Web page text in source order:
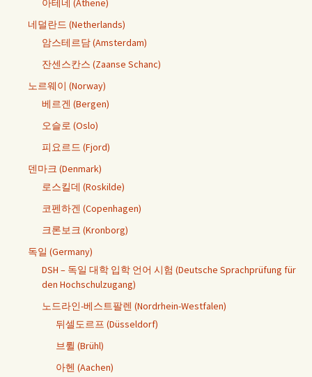
아테네 (Athene)
네덜란드 (Netherlands)
암스테르담 (Amsterdam)
잔센스칸스 (Zaanse Schanc)
노르웨이 (Norway)
베르겐 (Bergen)
오슬로 (Oslo)
피요르드 (Fjord)
덴마크 (Denmark)
로스킬데 (Roskilde)
코펜하겐 (Copenhagen)
크론보크 (Kronborg)
독일 (Germany)
DSH – 독일 대학 입학 언어 시험 (Deutsche Sprachprüfung für
den Hochschulzugang)
노드라인-베스트팔렌 (Nordrhein-Westfalen)
뒤셀도르프 (Düsseldorf)
브륄 (Brühl)
아헨 (Aachen)